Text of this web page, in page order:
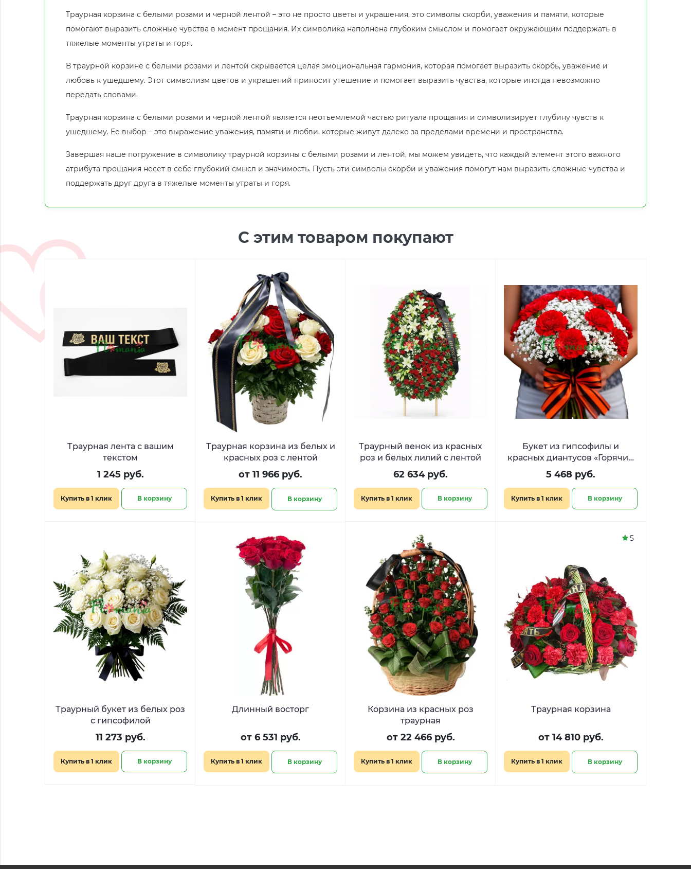
Траурная корзина с белыми розами и черной лентой – это не просто цветы и украшения, это символы скорби, уважения и памяти, которые
помогают выразить сложные чувства в момент прощания. Их символика наполнена глубоким смыслом и помогает окружающим поддержать в
тяжелые моменты утраты и горя.
В траурной корзине с белыми розами и лентой скрывается целая эмоциональная гармония, которая помогает выразить скорбь, уважение и
любовь к ушедшему. Этот символизм цветов и украшений приносит утешение и помогает выразить чувства, которые иногда невозможно
передать словами.
Траурная корзина с белыми розами и черной лентой является неотъемлемой частью ритуала прощания и символизирует глубину чувств к
ушедшему. Ее выбор – это выражение уважения, памяти и любви, которые живут далеко за пределами времени и пространства.
Завершая наше погружение в символику траурной корзины с белыми розами и лентой, мы можем увидеть, что каждый элемент этого важного
атрибута прощания несет в себе глубокий смысл и значимость. Пусть эти символы скорби и уважения помогут нам выразить сложные чувства и
поддержать друг друга в тяжелые моменты утраты и горя.
С этим товаром покупают
Траурная лента с вашим
текстом
1 245 руб.
Купить в 1 клик В корзину
Траурная корзина из белых и
красных роз с лентой
от 11 966 руб.
Купить в 1 клик В корзину
Траурный венок из красных
роз и белых лилий с лентой
62 634 руб.
Купить в 1 клик В корзину
Букет из гипсофилы и
красных диантусов «Горячий
снег»
5 468 руб.
Купить в 1 клик В корзину
Траурный букет из белых роз
с гипсофилой
11 273 руб.
Купить в 1 клик В корзину
Длинный восторг
от 6 531 руб.
Купить в 1 клик В корзину
Корзина из красных роз
траурная
от 22 466 руб.
Купить в 1 клик В корзину
Траурная корзина
от 14 810 руб.
Купить в 1 клик В корзину
5